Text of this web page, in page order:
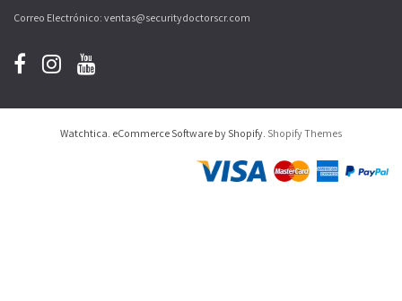
Correo Electrónico: ventas@securitydoctorscr.com
Watchtica. eCommerce Software by Shopify. Shopify Themes